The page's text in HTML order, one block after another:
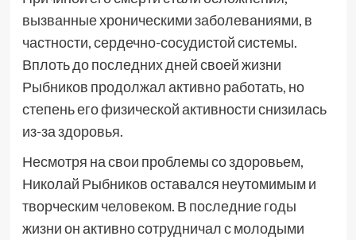
вызванные хроническими заболеваниями, в
частности, сердечно-сосудистой системы.
Вплоть до последних дней своей жизни
Рыбников продолжал активно работать, но
степень его физической активности снизилась
из-за здоровья.
Несмотря на свои проблемы со здоровьем,
Николай Рыбников оставался неутомимым и
творческим человеком. В последние годы
жизни он активно сотрудничал с молодыми